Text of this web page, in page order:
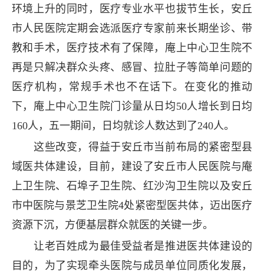
环境上升的同时，医疗专业水平也拔节生长，安丘
市人民医院定期会选派医疗专家前来长期坐诊、带
教和手术，医疗技术有了保障，庵上中心卫生院不
再是只解决群众头疼、感冒、拉肚子等简单问题的
医疗机构，常规手术也不在话下。在变化的推动
下，庵上中心卫生院门诊量从日均50人增长到日均
160人，五一期间，日均就诊人数达到了240人。
这些改变，得益于安丘市当前布局的紧密型县
域医共体建设，目前，建设了安丘市人民医院与庵
上卫生院、石埠子卫生院、红沙沟卫生院以及安丘
市中医院与景芝卫生院4处紧密型医共体，迈出医疗
资源下沉，方便基层群众就医的关键一步。
让老百姓成为最佳受益者是推进医共体建设的
目的，为了实现牵头医院与成员单位同质化发展，